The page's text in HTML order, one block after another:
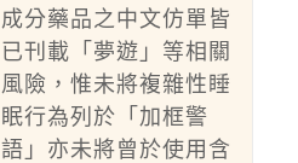
成分藥品之中文仿單皆
已刊載「夢遊」等相關
風險，惟未將複雜性睡
眠行為列於「加框警
語」亦未將曾於使用含